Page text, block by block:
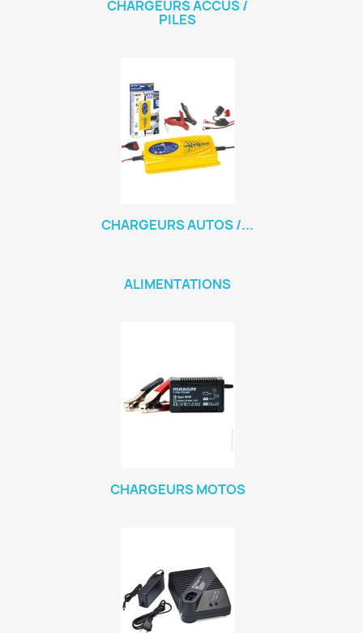
CHARGEURS ACCUS /
PILES
CHARGEURS AUTOS /...
ALIMENTATIONS
CHARGEURS MOTOS